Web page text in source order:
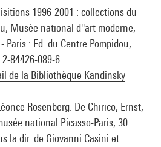
1996-2001 : collections du
Musée national d''art moderne,
: Ed. du Centre Pompidou,
84426-089-6
de la Bibliothèque Kandinsky
Rosenberg. De Chirico, Ernst,
national Picasso-Paris, 30
la dir. de Giovanni Casini et